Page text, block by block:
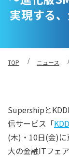
実現する
TOP ニュース
Supershipと
信サービス「
(木)・10日(金)
大の金融ITフェ